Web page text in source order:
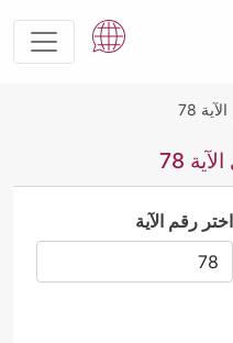
الآية 78
78
اختر رقم الآية